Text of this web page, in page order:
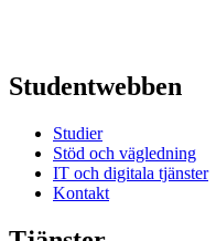
Studentwebben
Studier
Stöd och vägledning
IT och digitala tjänster
Kontakt